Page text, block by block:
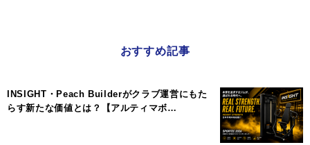
おすすめ記事
INSIGHT・Peach Builderがクラブ運営にもた
らす新たな価値とは？【アルティマボ…